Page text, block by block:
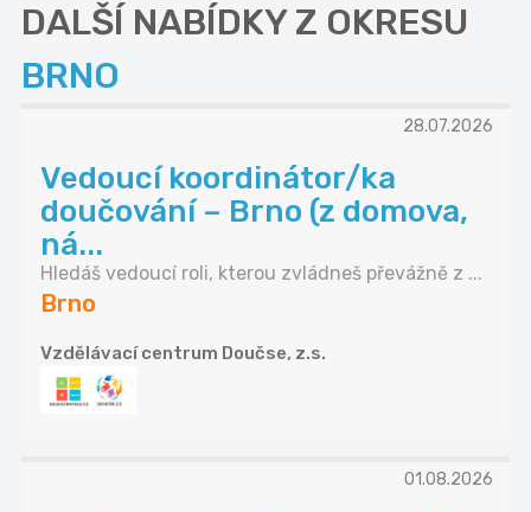
DALŠÍ NABÍDKY Z OKRESU
BRNO
28.07.2026
Vedoucí koordinátor/ka
doučování – Brno (z domova,
ná...
Hledáš vedoucí roli, kterou zvládneš převážně z ...
Brno
Vzdělávací centrum Doučse, z.s.
01.08.2026